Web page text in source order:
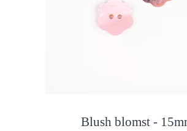
Blush blomst -